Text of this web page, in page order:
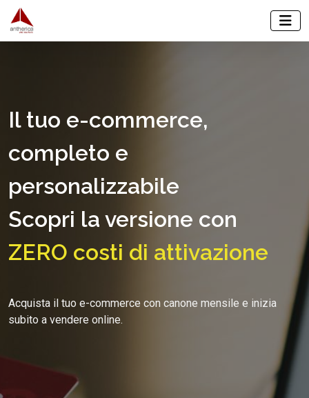
Il tuo e-commerce,
completo e
personalizzabile
Scopri la versione con
ZERO costi di attivazione
Acquista il tuo e-commerce con canone mensile e inizia
subito a vendere online.